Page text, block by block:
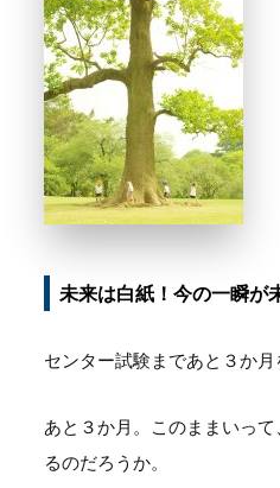
未来は白紙！今の一瞬が
センター試験まであと３か月
あと３か月。このままいっ
るのだろうか。